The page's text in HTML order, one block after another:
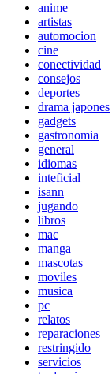
anime
artistas
automocion
cine
conectividad
consejos
deportes
drama japones
gadgets
gastronomia
general
idiomas
inteficial
isann
jugando
libros
mac
manga
mascotas
moviles
musica
pc
relatos
reparaciones
restringido
servicios